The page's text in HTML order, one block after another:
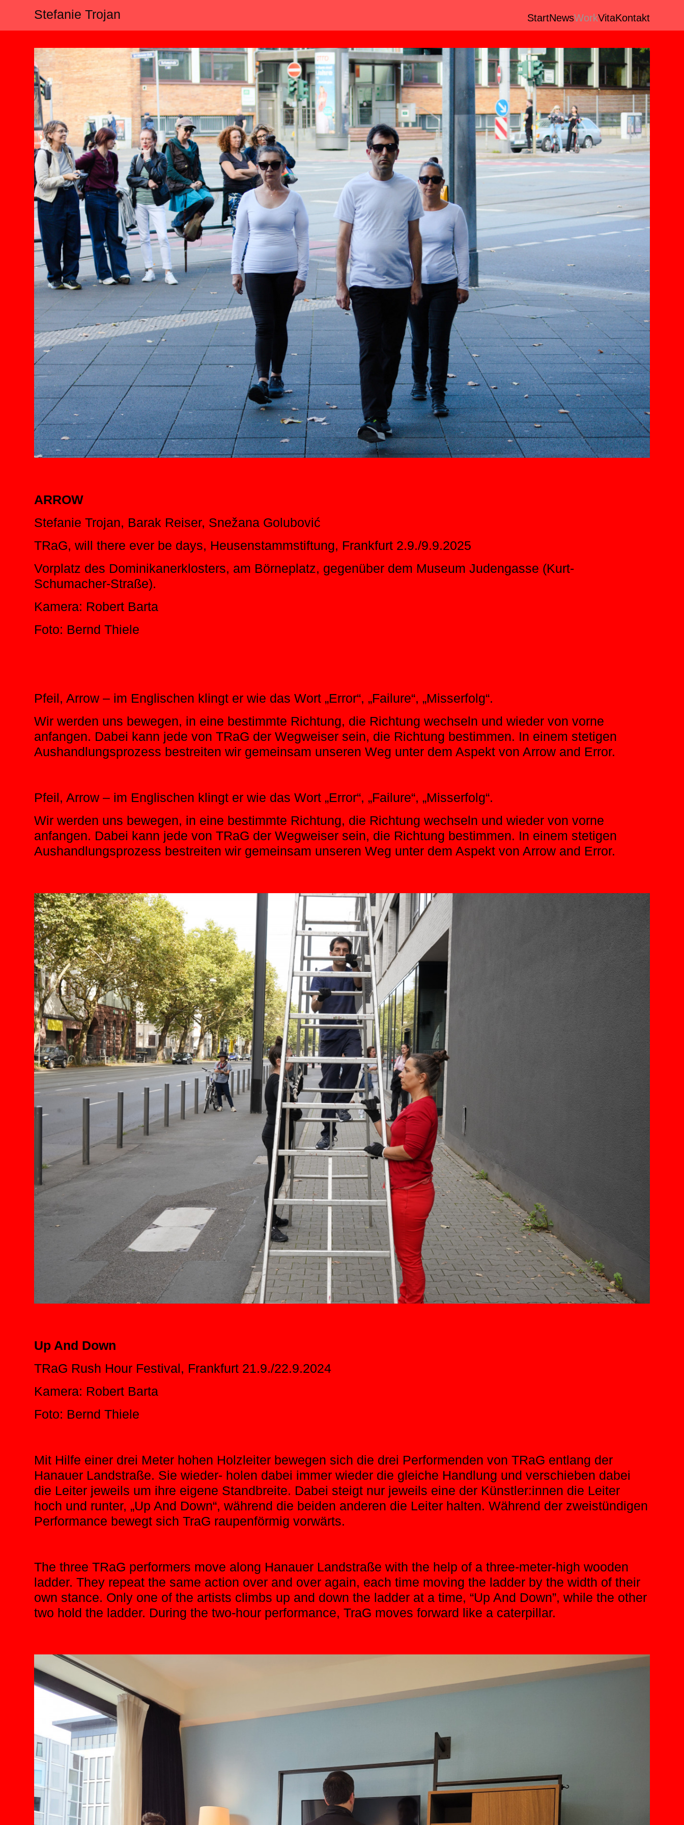
Stefanie Trojan StartNewsWorkVitaKontakt
ARROW
Stefanie Trojan, Barak Reiser, Snežana Golubović
TRaG, will there ever be days, Heusenstammstiftung, Frankfurt 2.9./9.9.2025
Vorplatz des Dominikanerklosters, am Börneplatz, gegenüber dem Museum Judengasse (Kurt-
Schumacher-Straße).
Kamera: Robert Barta
Foto: Bernd Thiele
Pfeil, Arrow – im Englischen klingt er wie das Wort „Error“, „Failure“, „Misserfolg“.
Wir werden uns bewegen, in eine bestimmte Richtung, die Richtung wechseln und wieder von vorne
anfangen. Dabei kann jede von TRaG der Wegweiser sein, die Richtung bestimmen. In einem stetigen
Aushandlungsprozess bestreiten wir gemeinsam unseren Weg unter dem Aspekt von Arrow and Error.
Pfeil, Arrow – im Englischen klingt er wie das Wort „Error“, „Failure“, „Misserfolg“.
Wir werden uns bewegen, in eine bestimmte Richtung, die Richtung wechseln und wieder von vorne
anfangen. Dabei kann jede von TRaG der Wegweiser sein, die Richtung bestimmen. In einem stetigen
Aushandlungsprozess bestreiten wir gemeinsam unseren Weg unter dem Aspekt von Arrow and Error.
Up And Down
TRaG Rush Hour Festival, Frankfurt 21.9./22.9.2024
Kamera: Robert Barta
Foto: Bernd Thiele
Mit Hilfe einer drei Meter hohen Holzleiter bewegen sich die drei Performenden von TRaG entlang der
Hanauer Landstraße. Sie wieder- holen dabei immer wieder die gleiche Handlung und verschieben dabei
die Leiter jeweils um ihre eigene Standbreite. Dabei steigt nur jeweils eine der Künstler:innen die Leiter
hoch und runter, „Up And Down“, während die beiden anderen die Leiter halten. Während der zweistündigen
Performance bewegt sich TraG raupenförmig vorwärts.
The three TRaG performers move along Hanauer Landstraße with the help of a three-meter-high wooden
ladder. They repeat the same action over and over again, each time moving the ladder by the width of their
own stance. Only one of the artists climbs up and down the ladder at a time, “Up And Down”, while the other
two hold the ladder. During the two-hour performance, TraG moves forward like a caterpillar.